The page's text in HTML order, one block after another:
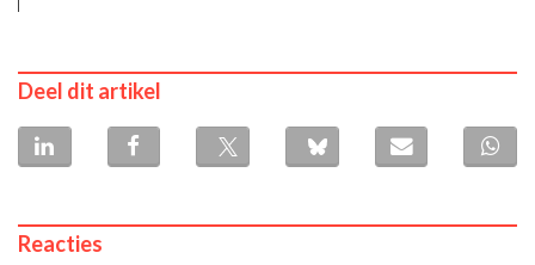
Deel dit artikel
Reacties